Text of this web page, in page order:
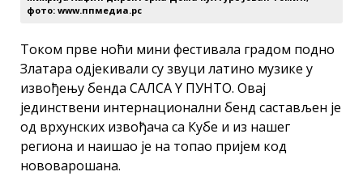
фото: www.ппмедиа.рс
Током прве ноћи мини фестивала градом подно
Златара одјекивали су звуци латино музике у
извођењу бенда САЛСА Y ПУНТО. Овај
јединствени интернационални бенд састављен је
од врхунских извођача са Кубе и из нашег
региона и наишао је на топао пријем код
нововарошана.